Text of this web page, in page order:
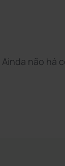
Ainda não há